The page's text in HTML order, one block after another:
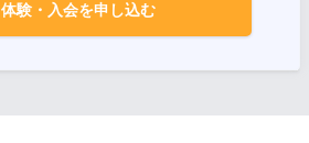
体験・入会を申し込む